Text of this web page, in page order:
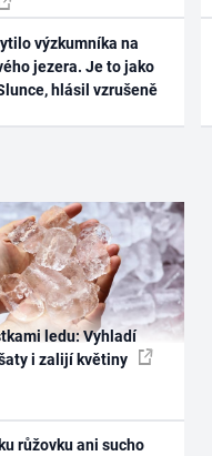
výzkumníka na
jezera. Je to jako
hlásil vzrušeně
ledu: Vyhladí
i zalijí květiny
růžovku ani sucho